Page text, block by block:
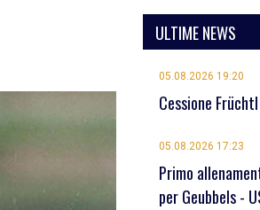
ULTIME NEWS
05.08.2026 19:20
Cessione
05.08.2026 17:23
Primo
per Geubbels -